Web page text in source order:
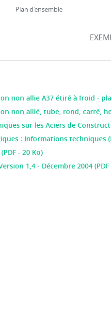
Plan d'ensemble
non allie A37 étiré à froid - plat
non allié, tube, rond, carré,
sur les Aciers de
: Informations techniques
- 20 Ko)
1,4 - Décembre 2004